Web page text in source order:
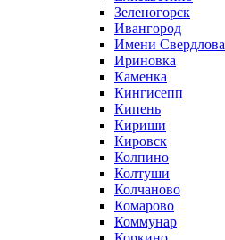
Зеленогорск
Ивангород
Имени Свердлова
Ириновка
Каменка
Кингисепп
Кипень
Кириши
Кировск
Колпино
Колтуши
Колчаново
Комарово
Коммунар